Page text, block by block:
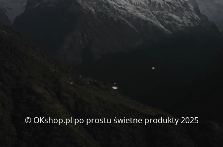
© OKshop.pl po prostu świetne produkty 2025